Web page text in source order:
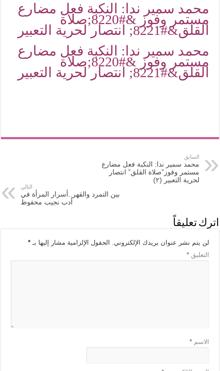
محمد سمير ندا: النكبة فعل مضارع
مستمر وفوز &#8220;صلاة
القلق&#8221; انتصار لحرية التعبير
محمد سمير ندا: النكبة فعل مضارع
مستمر وفوز &#8220;صلاة
القلق&#8221; انتصار لحرية التعبير
السابق
محمد سمير ندا: النكبة فعل مضارع
مستمر وفوز”صلاة القلق” انتصار
لحرية التعبير (٢)
التالي
بين التمرد والقهر..أسرار المرأة في
أدب نجيب محفوظ
اترك تعليقاً
لن يتم نشر عنوان بريدك الإلكتروني. الحقول الإلزامية مشار إليها بـ*
التعليق*
الاسم*